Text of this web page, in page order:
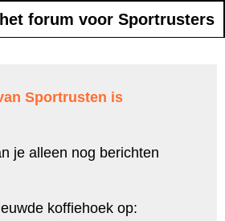
forum voor Sportrusters
Sportrusten is
je alleen nog berichten
koffiehoek op: